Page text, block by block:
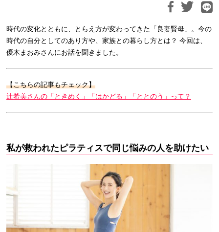
時代の変化とともに、とらえ方が変わってきた「良妻賢母」。今の
時代の自分としてのあり方や、家族との暮らし方とは？ 今回は、
優木まおみさんにお話を聞きました。
【こちらの記事もチェック】
辻希美さんの「ときめく」「はかどる」「ととのう」って？
私が救われたピラティスで同じ悩みの人を助けたい